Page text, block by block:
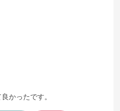
かったです。